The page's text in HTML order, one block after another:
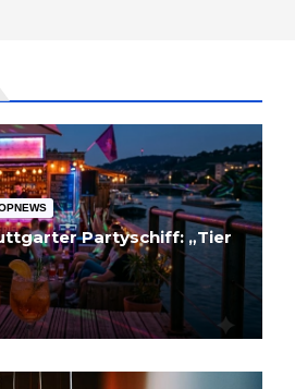
Partyschiff: „Tier